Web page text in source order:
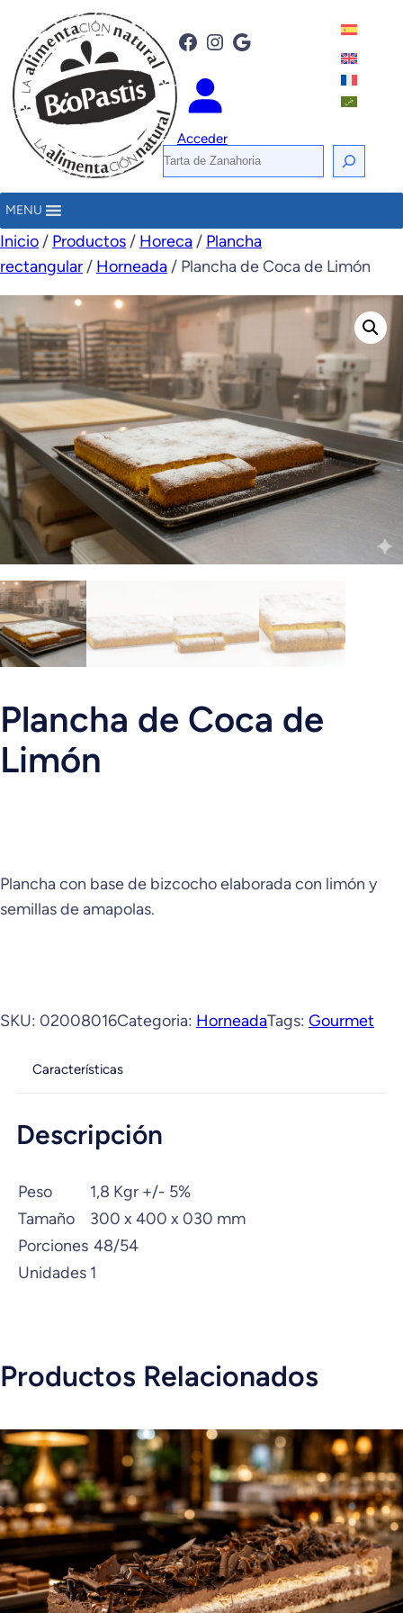
Facebook Instagram Google
Acceder
B
u
c
MENU
Inicio / Productos / Horeca / Plancha
rectangular / Horneada / Plancha de Coca de Limón
Plancha de Coca de
Limón
Plancha con base de bizcocho elaborada con limón y
semillas de amapolas.
SKU: 02008016Categoria: HorneadaTags: Gourmet
Características
Descripción
Peso
1,8 Kgr +/- 5%
Tamaño
300 x 400 x 030 mm
Porciones 48/54
Unidades 1
Productos Relacionados